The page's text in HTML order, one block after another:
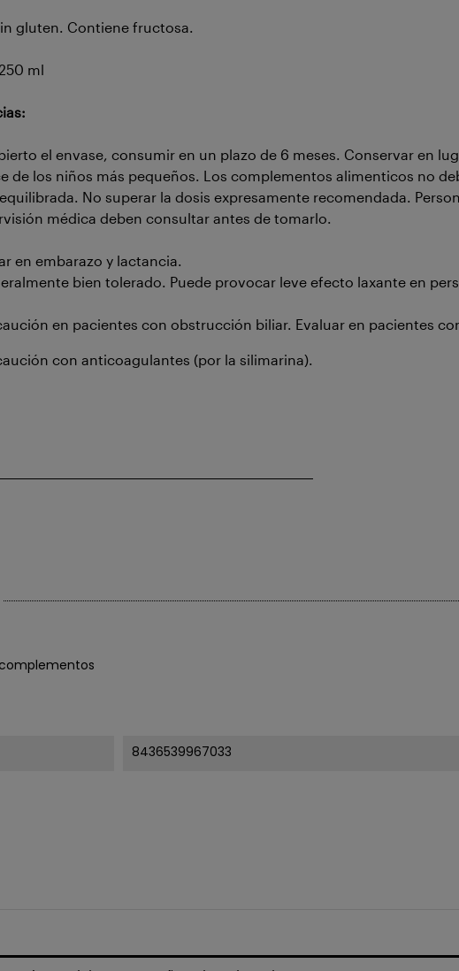
gluten. Contiene fructosa.
ml
el envase, consumir en un plazo de 6 meses. Conservar en
de los niños más pequeños. Los complementos alimenticos no
No superar la dosis expresamente recomendada.
médica deben consultar antes de tomarlo.
en embarazo y lactancia.
bien tolerado. Puede provocar leve efecto laxante en
en pacientes con obstrucción biliar. Evaluar en pacientes
con anticoagulantes (por la silimarina).
8436539967033